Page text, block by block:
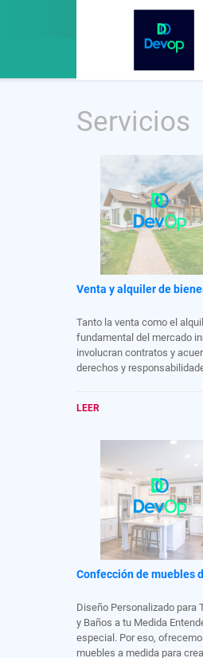
Servicios
Venta y alquiler de
Tanto la venta como el
fundamental del mercado
involucran contratos y
derechos y
intermediación de
cumplir con los requisitos
LEER
Confección de muebles
Diseño Personalizado para
y Baños a tu Medida
especial. Por eso,
muebles a medida para